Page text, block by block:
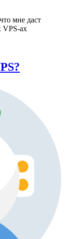
мне даст
VPS-ах